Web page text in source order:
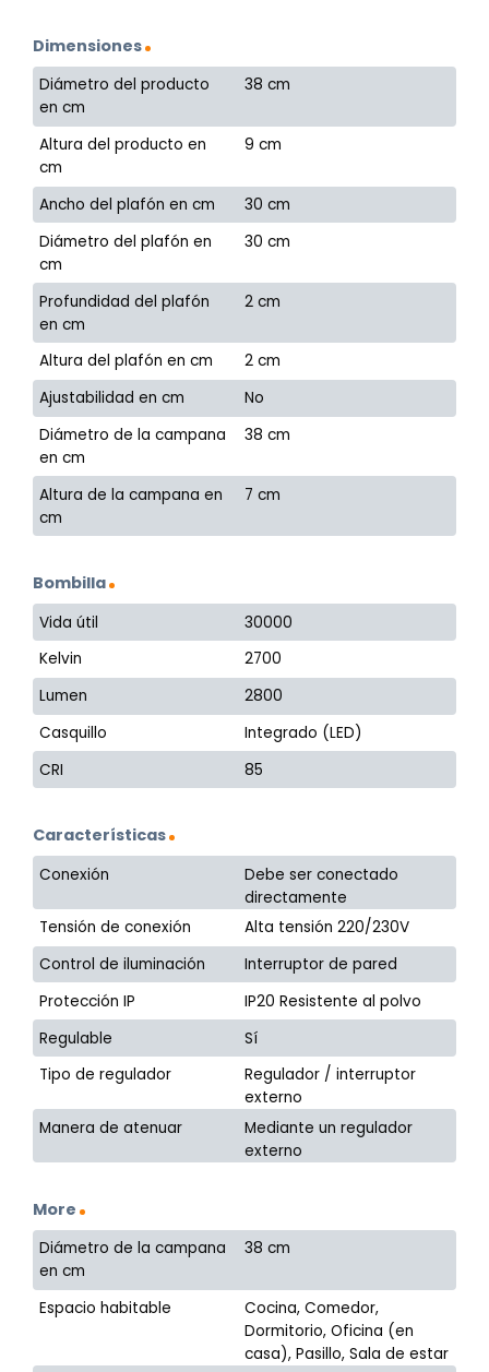
Dimensiones
Diámetro del producto
en cm
38 cm
Altura del producto en
cm
9 cm
Ancho del plafón en cm
30 cm
Diámetro del plafón en
cm
30 cm
Profundidad del plafón
en cm
2 cm
Altura del plafón en cm
2 cm
Ajustabilidad en cm
No
Diámetro de la campana
en cm
38 cm
Altura de la campana en
cm
7 cm
Bombilla
Vida útil
30000
Kelvin
2700
Lumen
2800
Casquillo
Integrado (LED)
CRI
85
Características
Conexión
Debe ser conectado
directamente
Tensión de conexión
Alta tensión 220/230V
Control de iluminación
Interruptor de pared
Protección IP
IP20 Resistente al polvo
Regulable
Sí
Tipo de regulador
Regulador / interruptor
externo
Manera de atenuar
Mediante un regulador
externo
More
Diámetro de la campana
en cm
38 cm
Espacio habitable
Cocina, Comedor,
Dormitorio, Oficina (en
casa), Pasillo, Sala de estar